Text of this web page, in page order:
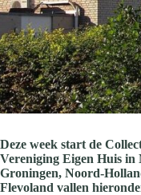
Deze week start de
Vereniging Eigen Huis in
Groningen, Noord-
Flevoland vallen